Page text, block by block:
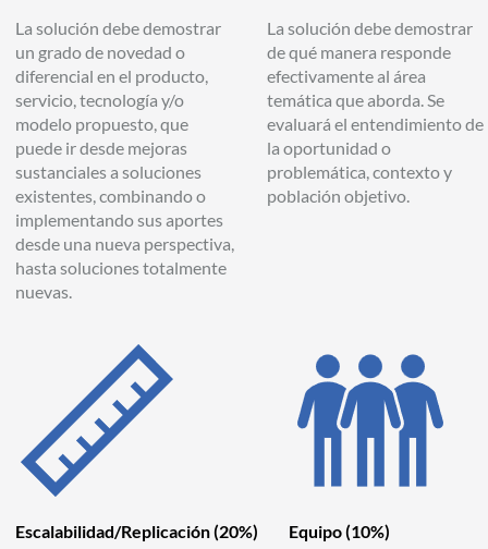
La solución debe demostrar
un grado de novedad o
diferencial en el producto,
servicio, tecnología y/o
modelo propuesto, que
puede ir desde mejoras
sustanciales a soluciones
existentes, combinando o
implementando sus aportes
desde una nueva perspectiva,
hasta soluciones totalmente
nuevas.
La solución debe demostrar
de qué manera responde
efectivamente al área
temática que aborda. Se
evaluará el entendimiento de
la oportunidad o
problemática, contexto y
población objetivo.
Escalabilidad/Replicación(20%)
Equipo(10%)